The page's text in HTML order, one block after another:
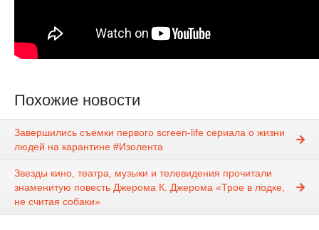
Похожие новости
Завершились съемки первого screen-life сериала о жизни
людей на карантине #Изолента
Звезды кино, театра, музыки и телевидения прочитали
знаменитую повесть Джерома К. Джерома «Трое в лодке,
не считая собаки»